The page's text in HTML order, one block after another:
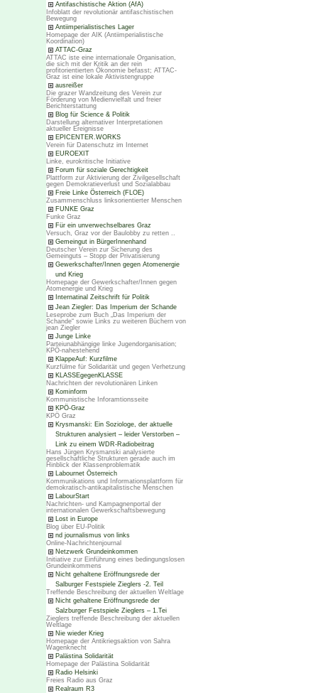
Antifaschistische Aktion (AfA)
Infoblatt der revolutionär antifaschistischen
Bewegung
Antiimperialistisches Lager
Homepage der AIK (Antiimperialistische
Koordination)
ATTAC-Graz
ATTAC iste eine internationale Organisation,
die sich mit der Kritik an der rein
profitorientierten Ökonomie befasst; ATTAC-
Graz ist eine lokale Aktivistengruppe
ausreißer
Die grazer Wandzeitung des Verein zur
Förderung von Medienvielfalt und freier
Berichterstattung
Blog für Science & Politik
Darstellung alternativer Interpretationen
aktueller Ereignisse
EPICENTER.WORKS
Verein für Datenschutz im Internet
EUROEXIT
Linke, eurokritische Initiative
Forum für soziale Gerechtigkeit
Plattform zur Aktivierung der Zivilgesellschaft
gegen Demokratieverlust und Sozialabbau
Freie Linke Österreich (FLOE)
Zusammenschluss linksorientierter Menschen
FUNKE Graz
Funke Graz
Für ein unverwechselbares Graz
Versuch, Graz vor der Baulobby zu retten ..
Gemeingut in BürgerInnenhand
Deutscher Verein zur Sicherung des
Gemeinguts – Stopp der Privatisierung
Gewerkschafter/Innen gegen Atomenergie
und Krieg
Homepage der Gewerkschafter/Innen gegen
Atomenergie und Krieg
Internatinal Zeitschrift für Politik
Jean Ziegler: Das Imperium der Schande
Leseprobe zum Buch „Das Imperium der
Schande“ sowie Links zu weiteren Büchern von
jean Ziegler
Junge Linke
Parteiunabhängige linke Jugendorganisation;
KPÖ-nahestehend
KlappeAuf: Kurzfilme
Kurzfülme für Solidarität und gegen Verhetzung
KLASSEgegenKLASSE
Nachrichten der revolutionären Linken
Kominform
Kommunistische Inforamtionsseite
KPÖ-Graz
KPÖ Graz
Krysmanski: Ein Soziologe, der aktuelle
Strukturen analysiert – leider Verstorben –
Link zu einem WDR-Radiobeitrag
Hans Jürgen Krysmanski analysierte
gesellschaftliche Strukturen gerade auch im
Hinblick der Klassenproblematik
Labournet Österreich
Kommunikations und Informationsplattform für
demokratisch-antikapitalistische Menschen
LabourStart
Nachrichten- und Kampagnenportal der
internationalen Gewerkschaftsbewegung
Lost in Europe
Blog über EU-Politik
nd journalismus von links
Online-Nachrichtenjournal
Netzwerk Grundeinkommen
Initiative zur Einführung eines bedingungslosen
Grundeinkommens
Nicht gehaltene Eröffnungsrede der
Salburger Festspiele Zieglers -2. Teil
Treffende Beschreibung der aktuellen Weltlage
Nicht gehaltene Eröffnungsrede der
Salzburger Festspiele Zieglers – 1.Tei
Zieglers treffende Beschreibung der aktuellen
Weltlage
Nie wieder Krieg
Homepage der Antikriegsaktion von Sahra
Wagenknecht
Palästina Solidarität
Homepage der Palästina Solidarität
Radio Helsinki
Freies Radio aus Graz
Realraum R3